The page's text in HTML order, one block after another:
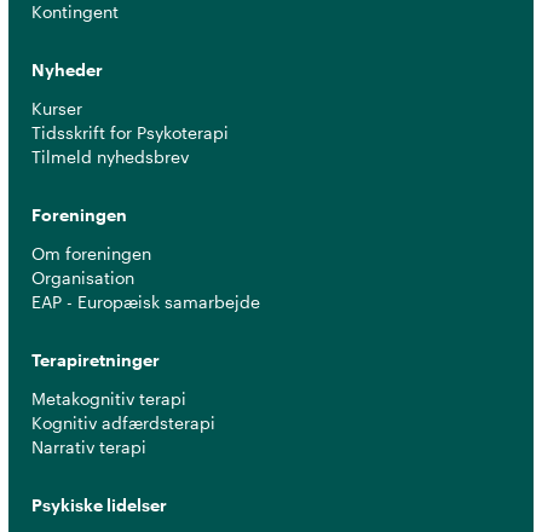
Kontingent
Nyheder
Kurser
Tidsskrift for Psykoterapi
Tilmeld nyhedsbrev
Foreningen
Om foreningen
Organisation
EAP - Europæisk samarbejde
Terapiretninger
Metakognitiv terapi
Kognitiv adfærdsterapi
Narrativ terapi
Psykiske lidelser